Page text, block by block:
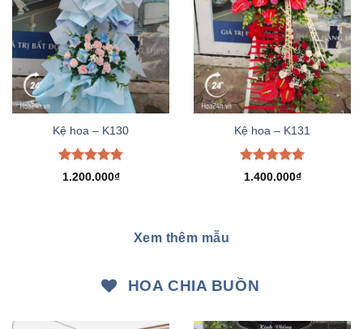
Kệ hoa – K130
Được xếp
1.200.000₫
Kệ hoa – K131
Được xếp
1.400.000₫
Xem thêm mẫu
HOA CHIA BUỒN